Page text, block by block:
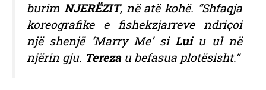
burim NJERËZIT, në atë kohë. “Shfaqja
koreografike e fishekzjarreve ndriçoi
një shenjë ‘Marry Me’ si Luiu ul në
njërin gju. Terezau befasua plotësisht.”